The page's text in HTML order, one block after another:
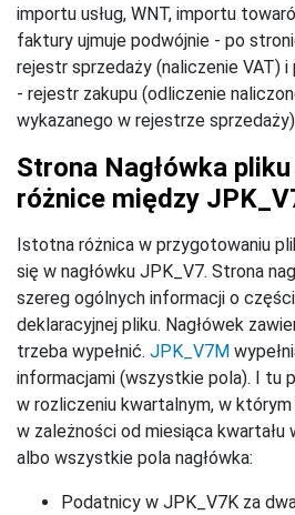
importu usług, WNT, importu
faktury ujmuje podwójnie - po
rejestr sprzedaży (naliczenie VAT)
- rejestr zakupu (odliczenie
wykazanego w rejestrze
Strona Nagłówka
różnice między
Istotna różnica w przygotowaniu
się w nagłówku JPK_V7. Strona
szereg ogólnych informacji o
deklaracyjnej pliku. Nagłówek
trzeba wypełnić. JPK_V7M
informacjami (wszystkie pola). I tu
w rozliczeniu kwartalnym, w
w zależności od miesiąca kwartału
albo wszystkie pola nagłówka:
Podatnicy w JPK_V7K za